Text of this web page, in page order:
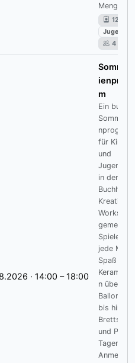
Menge
12–25
4
· 14:00 – 18:00
m
Ein buntes
für Kinder
und
in der
Kreative
Spielen
jede
Spaß –
n über
Ballontiere
bis hin zu
und
Tagen.